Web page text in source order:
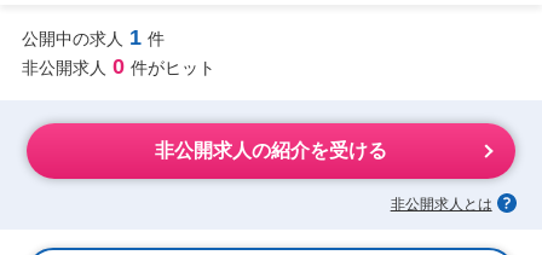
公開中の求人 1 件
非公開求人 0 件がヒット
非公開求人の紹介を受ける
非公開求人とは